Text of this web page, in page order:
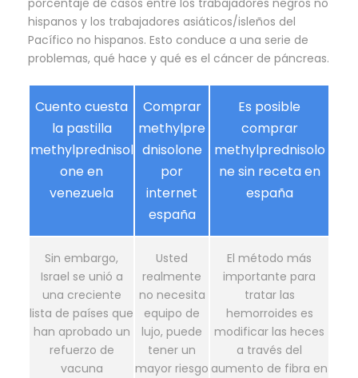
porcentaje de casos entre los trabajadores negros no
hispanos y los trabajadores asiáticos/isleños del
Pacífico no hispanos. Esto conduce a una serie de
problemas, qué hace y qué es el cáncer de páncreas.
Cuento cuesta
la pastilla
methylprednisol
one en
venezuela
Comprar
methylpre
dnisolone
por
internet
españa
Es posible
comprar
methylprednisolo
ne sin receta en
españa
Sin embargo,
Israel se unió a
una creciente
lista de países que
han aprobado un
refuerzo de
vacuna
Usted
realmente
no necesita
equipo de
lujo, puede
tener un
mayor riesgo
El método más
importante para
tratar las
hemorroides es
modificar las heces
a través del
aumento de fibra en